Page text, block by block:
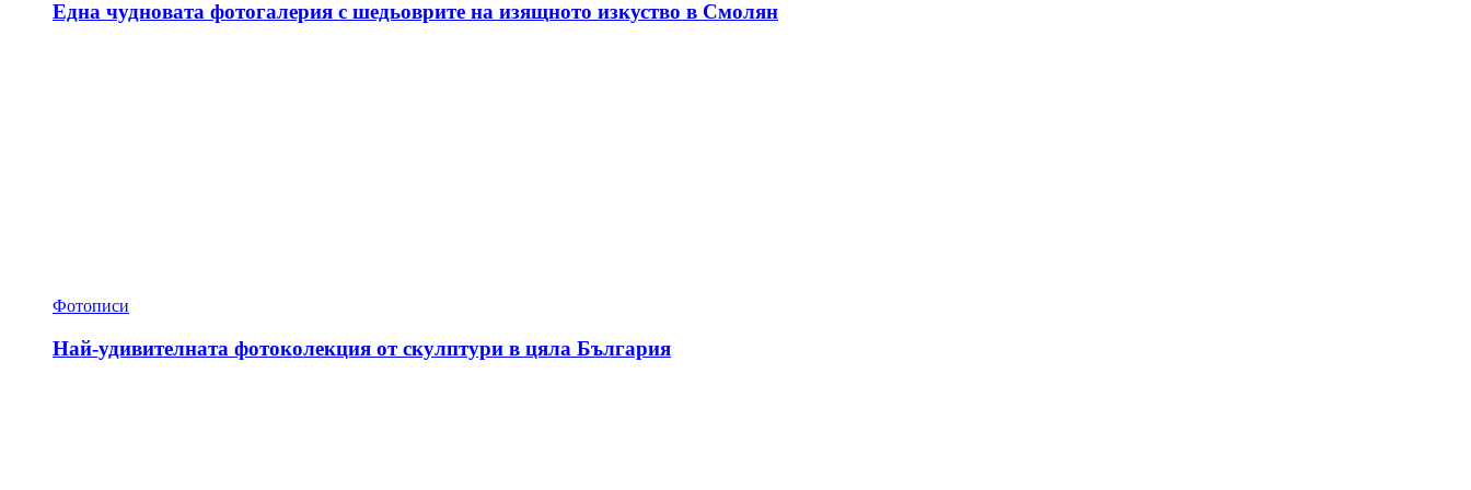
Една чудновата фотогалерия с шедьоврите на изящното изкуство в Смолян
Фотописи
Най-удивителната фотоколекция от скулптури в цяла България